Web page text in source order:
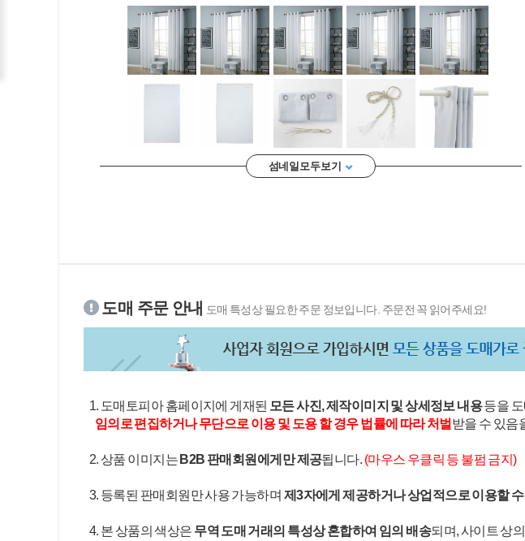
섬네일 모두 보기
도매 주문 안내 도매 특성상 필요한 주문 정보입니다. 주문전 꼭 읽어주세요!
1. 도매토피아 홈페이지에 게재된 모든 사진, 제작이미지 및 상세정보 내용등을 도
임의로 편집하거나 무단으로 이용 및 도용 할 경우 법률에 따라 처벌 받을 수 있음
2. 상품 이미지는 B2B 판매회원에게만 제공됩니다. (마우스 우클릭 등 불펌 금지)
3. 등록된 판매회원만 사용 가능하며 제3자에게 제공하거나 상업적으로 이용할
4. 본 상품의 색상은 무역 도매 거래의 특성상 혼합하여 임의 배송되며, 사이트 상